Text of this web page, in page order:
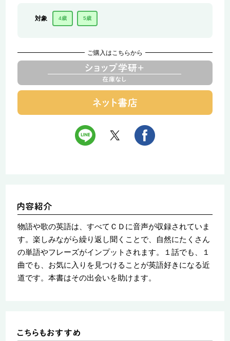
対象 4歳 5歳
ご購入はこちらから
物語や歌の英語は、すべてＣＤに音声が収録されていま
す。楽しみながら繰り返し聞くことで、自然にたくさん
の単語やフレーズがインプットされます。１話でも、１
曲でも、お気に入りを見つけることが英語好きになる近
道です。本書はその出会いを助けます。